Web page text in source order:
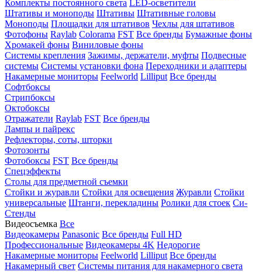
Комплекты постоянного света LED-осветители
Штативы и моноподы Штативы Штативные головы
Моноподы Площадки для штативов Чехлы для штативов
Фотофоны Raylab Colorama FST Все бренды Бумажные фоны
Хромакей фоны Виниловые фоны
Системы крепления Зажимы, держатели, муфты Подвесные
системы Системы установки фона Переходники и адаптеры
Накамерные мониторы Feelworld Lilliput Все бренды
Софтбоксы
Стрипбоксы
Октобоксы
Отражатели Raylab FST Все бренды
Лампы и пайрекс
Рефлекторы, соты, шторки
Фотозонты
Фотобоксы FST Все бренды
Спецэффекты
Столы для предметной съемки
Стойки и журавли Стойки для освещения Журавли Стойки
универсальные Штанги, перекладины Ролики для стоек Си-
Стенды
Видеосъемка Все
Видеокамеры Panasonic Все бренды Full HD
Профессиональные Видеокамеры 4K Недорогие
Накамерные мониторы Feelworld Lilliput Все бренды
Накамерный свет Системы питания для накамерного света